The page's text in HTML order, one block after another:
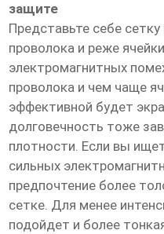
защите
Представьте себе
проволока и реже
электромагнитных
проволока и чем чаще
эффективной будет
долговечность тоже
плотности. Если вы
сильных
предпочтение более
сетке. Для менее
подойдет и более